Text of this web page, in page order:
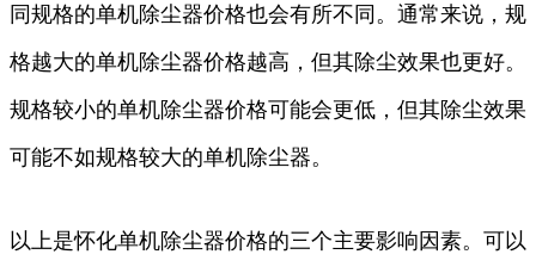
同规格的单机除尘器价格也会有所不同。通常来说，规
格越大的单机除尘器价格越高，但其除尘效果也更好。
规格较小的单机除尘器价格可能会更低，但其除尘效果
可能不如规格较大的单机除尘器。
以上是怀化单机除尘器价格的三个主要影响因素。可以